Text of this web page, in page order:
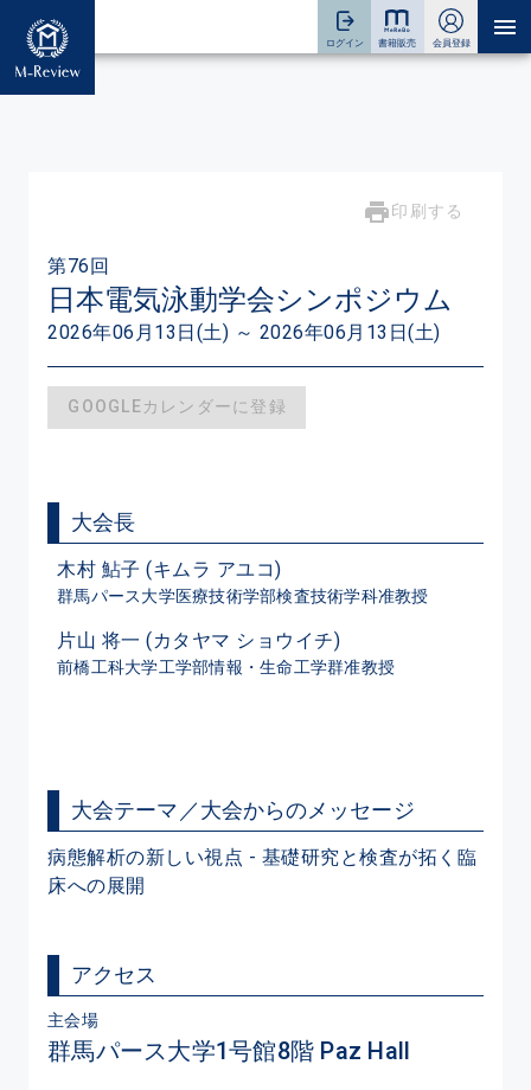
印刷する
第76回
日本電気泳動学会シンポジウム
2026年06月13日(土) ～ 2026年06月13日(土)
GOOGLEカレンダーに登録
大会長
木村 鮎子 (キムラ アユコ)
群馬パース大学医療技術学部検査技術学科准教授
片山 将一 (カタヤマ ショウイチ)
前橋工科大学工学部情報・生命工学群准教授
大会テーマ／大会からのメッセージ
病態解析の新しい視点 - 基礎研究と検査が拓く臨
床への展開
アクセス
主会場
群馬パース大学1号館8階 Paz Hall